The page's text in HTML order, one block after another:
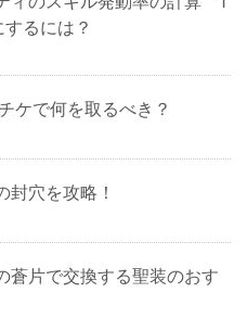
るには？
ケで何を取るべき？
封穴を攻略！
蒼片で交換する聖装のおす